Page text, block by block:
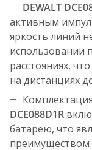
DEWALT
активным
яркость линий
использовании
расстояниях,
на дистанциях
Комплектация
DCE088D1R
батарею, что
преимуществом